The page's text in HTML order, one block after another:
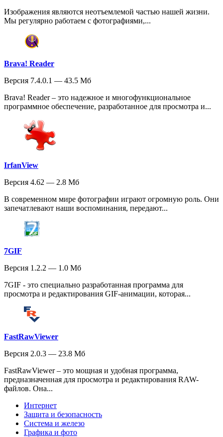
Изображения являются неотъемлемой частью нашей жизни.
Мы регулярно работаем с фотографиями,...
Brava! Reader
Версия 7.4.0.1 — 43.5 Мб
Brava! Reader – это надежное и многофункциональное
программное обеспечение, разработанное для просмотра и...
IrfanView
Версия 4.62 — 2.8 Мб
В современном мире фотографии играют огромную роль. Они
запечатлевают наши воспоминания, передают...
7GIF
Версия 1.2.2 — 1.0 Мб
7GIF - это специально разработанная программа для
просмотра и редактирования GIF-анимации, которая...
FastRawViewer
Версия 2.0.3 — 23.8 Мб
FastRawViewer – это мощная и удобная программа,
предназначенная для просмотра и редактирования RAW-
файлов. Она...
Интернет
Защита и безопасность
Система и железо
Графика и фото